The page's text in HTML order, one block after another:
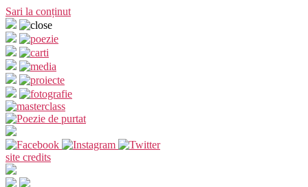
Sari la conținut
site credits